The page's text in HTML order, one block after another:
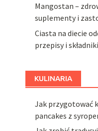
Mangostan –
suplementy i
Ciasta na diecie
przepisy i składniki
KULINARIA
Jak przygotować
pancakes z